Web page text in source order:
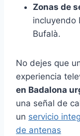
Zonas de
incluyendo
Bufalà.
No dejes que
experiencia
en Badalona
una señal de
un servicio
de antenas